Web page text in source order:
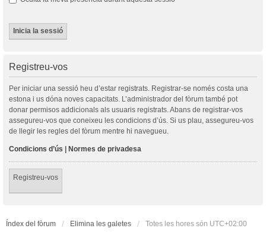
Registreu-vos
Per iniciar una sessió heu d’estar registrats. Registrar-se només costa una
estona i us dóna noves capacitats. L’administrador del fòrum també pot
donar permisos addicionals als usuaris registrats. Abans de registrar-vos
assegureu-vos que coneixeu les condicions d’ús. Si us plau, assegureu-vos
de llegir les regles del fòrum mentre hi navegueu.
Condicions d’ús | Normes de privadesa
Registreu-vos
Índex del fòrum Elimina les galetes Totes les hores són UTC+02:00